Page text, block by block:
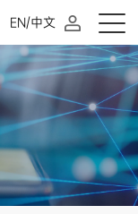
EN/中文